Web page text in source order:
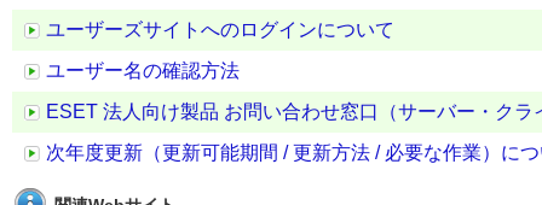
ユーザーズサイトへのログインについて
ユーザー名の確認方法
ESET 法人向け製品 お問い合わせ窓口（サーバー・クラ
次年度更新（更新可能期間 / 更新方法 / 必要な作業）に